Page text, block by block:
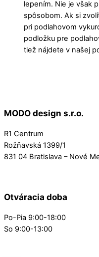
lepením. Nie je však
spôsobom. Ak si
pri podlahovom
podložku pre
tiež nájdete v našej
MODO design s.r.o.
R1 Centrum
Rožňavská 1399/1
831 04 Bratislava – Nové
Otváracia doba
Po-Pia 9:00-18:00
So 9:00-13:00